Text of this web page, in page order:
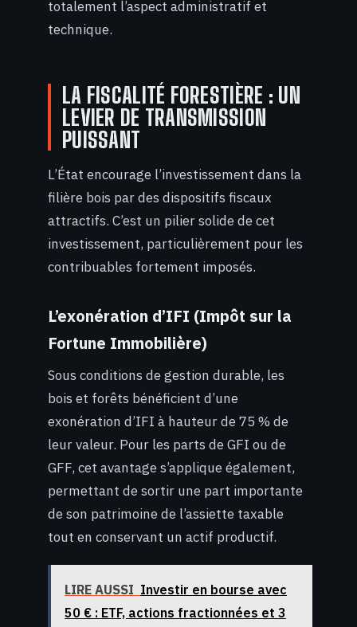
totalement l’aspect administratif et
technique.
LA FISCALITÉ FORESTIÈRE : UN
LEVIER DE TRANSMISSION
PUISSANT
L’État encourage l’investissement dans la
filière bois par des dispositifs fiscaux
attractifs. C’est un pilier solide de cet
investissement, particulièrement pour les
contribuables fortement imposés.
L’exonération d’IFI (Impôt sur la
Fortune Immobilière)
Sous conditions de gestion durable, les
bois et forêts bénéficient d’une
exonération d’IFI à hauteur de 75 % de
leur valeur. Pour les parts de GFI ou de
GFF, cet avantage s’applique également,
permettant de sortir une part importante
de son patrimoine de l’assiette taxable
tout en conservant un actif productif.
LIRE AUSSI Investir en bourse avec
50 € : ETF, actions fractionnées et 3